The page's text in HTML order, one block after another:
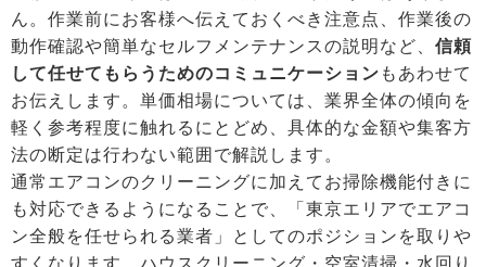
ん。作業前にお客様へ伝えておくべき注意点、作業後の
動作確認や簡単なセルフメンテナンスの説明など、 信頼
して任せてもらうためのコミュニケーション もあわせて
お伝えします。単価相場については、業界全体の傾向を
軽く参考程度に触れるにとどめ、具体的な金額や集客方
法の断定は行わない範囲で解説します。
通常エアコンのクリーニングに加えてお掃除機能付きに
も対応できるようになることで、「東京エリアでエアコ
ン全般を任せられる業者」としてのポジションを取りや
すくなります。ハウスクリーニング・空室清掃・水回り